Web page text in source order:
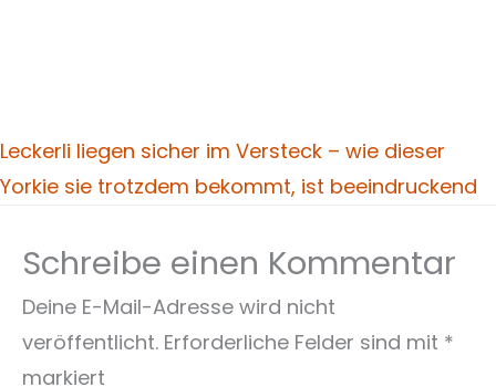
Leckerli liegen sicher im Versteck – wie dieser
Yorkie sie trotzdem bekommt, ist beeindruckend
Schreibe einen Kommentar
Deine E-Mail-Adresse wird nicht
veröffentlicht. Erforderliche Felder sind mit *
markiert